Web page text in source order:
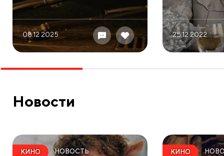
08.12 2025 25.12 2022
Новости
КИНО НОВОСТЬ КИНО